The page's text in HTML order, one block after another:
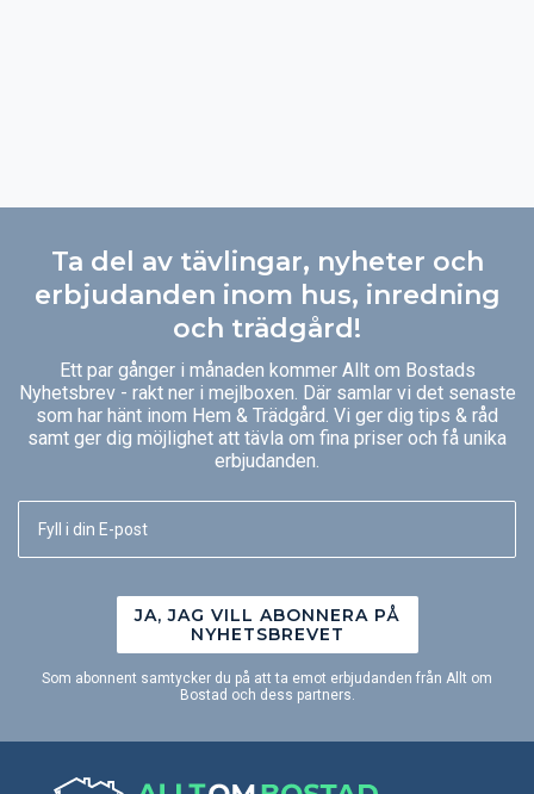
Ta del av tävlingar, nyheter och
erbjudanden inom hus, inredning
och trädgård!
Ett par gånger i månaden kommer Allt om Bostads
Nyhetsbrev - rakt ner i mejlboxen. Där samlar vi det senaste
som har hänt inom Hem & Trädgård. Vi ger dig tips & råd
samt ger dig möjlighet att tävla om fina priser och få unika
erbjudanden.
JA, JAG VILL ABONNERA PÅ
NYHETSBREVET
Som abonnent samtycker du på att ta emot erbjudanden från Allt om
Bostad och dess partners.